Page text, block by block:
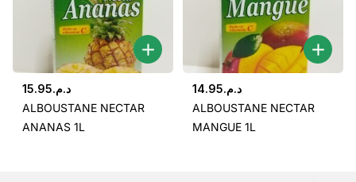
د.م.15.95
ALBOUSTANE NECTAR
ANANAS 1L
د.م.14.95
ALBOUSTANE NECTAR
MANGUE 1L